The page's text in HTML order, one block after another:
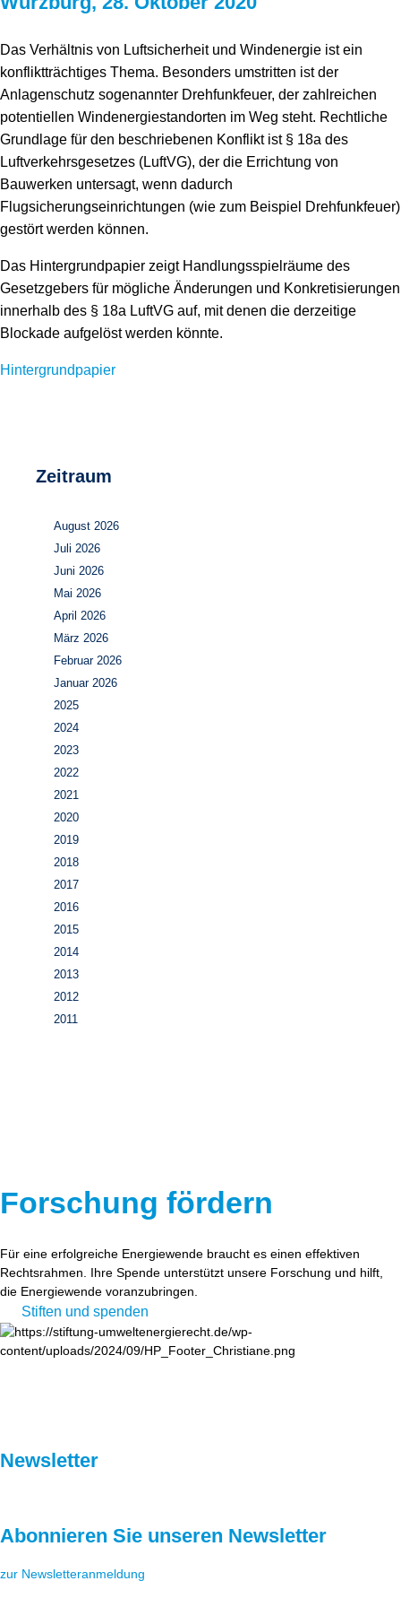
Speicher
Stromerzeugung
Wärme
Wasserstoff
Forschungsnetzwerk
Bibliothek
Newsletter
Infomaterial
Schriften zum Umweltenergierecht
Das Verhältnis von Luftsicherheit und Windenergie ist ein
konfliktträchtiges Thema. Besonders umstritten ist der
Anlagenschutz sogenannter Drehfunkfeuer, der zahlreichen
potentiellen Windenergiestandorten im Weg steht. Rechtliche
Grundlage für den beschriebenen Konflikt ist § 18a des
Luftverkehrsgesetzes (LuftVG), der die Errichtung von
Bauwerken untersagt, wenn dadurch
Flugsicherungseinrichtungen (wie zum Beispiel Drehfunkfeuer)
gestört werden können.
Das Hintergrundpapier zeigt Handlungsspielräume des
Gesetzgebers für mögliche Änderungen und Konkretisierungen
innerhalb des § 18a LuftVG auf, mit denen die derzeitige
Blockade aufgelöst werden könnte.
Hintergrundpapier
Zeitraum
August 2026
Juli 2026
Juni 2026
Mai 2026
April 2026
März 2026
Februar 2026
Januar 2026
2025
2024
2023
2022
2021
2020
2019
2018
2017
2016
2015
2014
2013
2012
2011
Forschung fördern
Für eine erfolgreiche Energiewende braucht es einen effektiven
Rechtsrahmen. Ihre Spende unterstützt unsere Forschung und hilft,
die Energiewende voranzubringen.
Stiften und spenden
Newsletter
Abonnieren Sie unseren Newsletter
zur Newsletteranmeldung